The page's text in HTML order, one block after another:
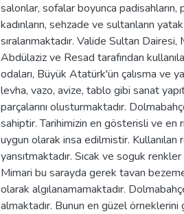
salonlar, sofalar boyunca
kadınların, sehzade ve sultanların
sıralanmaktadır. Valide Sultan
Abdülaziz ve Resad tarafından
odaları, Büyük Atatürk'ün çalısma ve
levha, vazo, avize, tablo gibi sanat
parçalarını olusturmaktadır.
sahiptir. Tarihimizin en gösterisli ve en
uygun olarak insa edilmistir.
yansıtmaktadır. Sıcak ve soguk
Mimari bu sarayda gerek tavan
olarak algılanamamaktadır.
almaktadır. Bunun en güzel örneklerini